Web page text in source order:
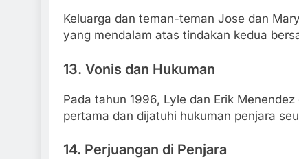
Keluarga dan teman-teman Jose dan
yang mendalam atas tindakan kedua
13. Vonis dan Hukuman
Pada tahun 1996, Lyle dan Erik
pertama dan dijatuhi hukuman penjara
14. Perjuangan di Penjara